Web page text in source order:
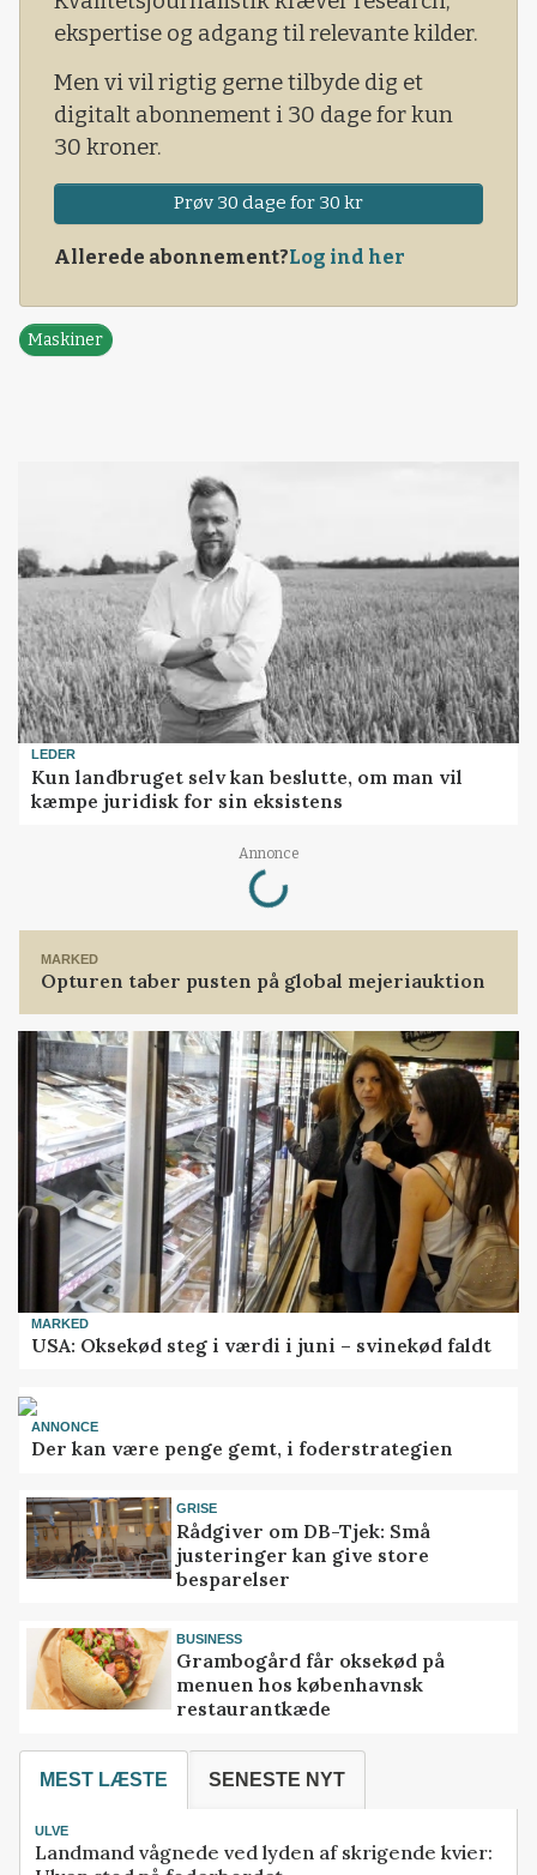
ekspertise og adgang til relevante kilder.
Men vi vil rigtig gerne tilbyde dig et
digitalt abonnement i 30 dage for kun
30 kroner.
Prøv 30 dage for 30 kr
Allerede abonnement?Log ind her
Maskiner
LEDER
Kun landbruget selv kan beslutte, om man vil
kæmpe juridisk for sin eksistens
Annonce
Loading...
MARKED
Opturen taber pusten på global mejeriauktion
MARKED
USA: Oksekød steg i værdi i juni – svinekød faldt
ANNONCE
Der kan være penge gemt, i foderstrategien
GRISE
Rådgiver om DB-Tjek: Små
justeringer kan give store
besparelser
BUSINESS
Grambogård får oksekød på
menuen hos københavnsk
restaurantkæde
MEST LÆSTE SENESTE NYT
ULVE
Landmand vågnede ved lyden af skrigende kvier: